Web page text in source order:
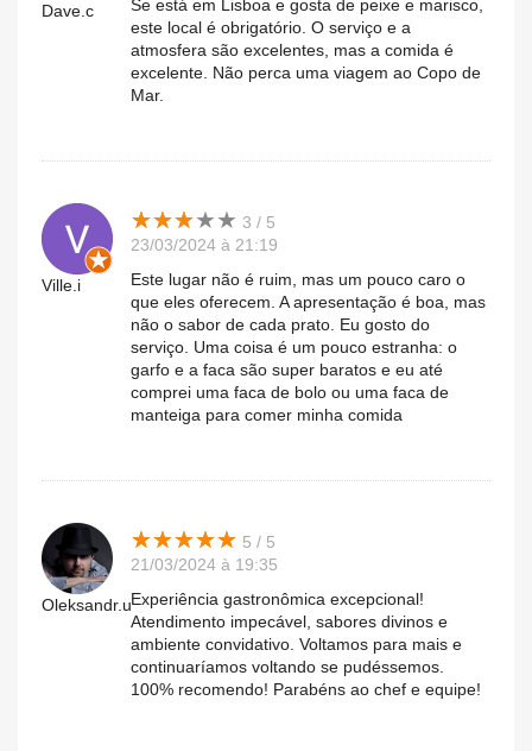
Dave.c
Se está em Lisboa e gosta de peixe e marisco,
este local é obrigatório. O serviço e a
atmosfera são excelentes, mas a comida é
excelente. Não perca uma viagem ao Copo de
Mar.
Ville.i
★★★★★
★★★★★ 3 / 5
23/03/2024 à 21:19
Este lugar não é ruim, mas um pouco caro o
que eles oferecem. A apresentação é boa, mas
não o sabor de cada prato. Eu gosto do
serviço. Uma coisa é um pouco estranha: o
garfo e a faca são super baratos e eu até
comprei uma faca de bolo ou uma faca de
manteiga para comer minha comida
Oleksandr.u
★★★★★
★★★★★ 5 / 5
21/03/2024 à 19:35
Experiência gastronômica excepcional!
Atendimento impecável, sabores divinos e
ambiente convidativo. Voltamos para mais e
continuaríamos voltando se pudéssemos.
100% recomendo! Parabéns ao chef e equipe!